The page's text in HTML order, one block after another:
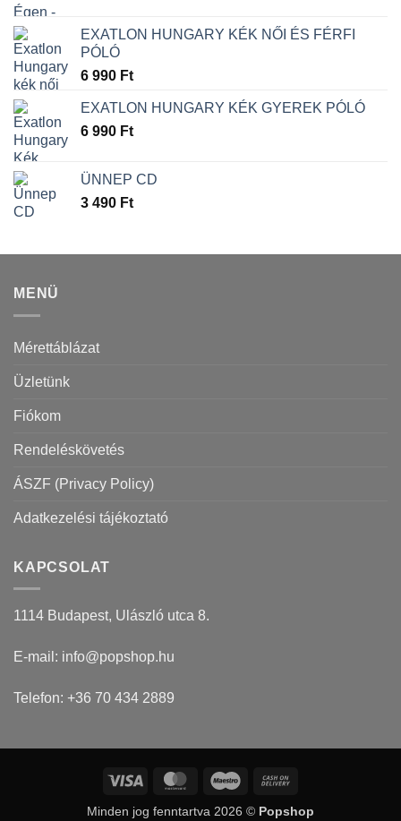
EXATLON HUNGARY KÉK NŐI ÉS FÉRFI
PÓLÓ
6 990 Ft
EXATLON HUNGARY KÉK GYEREK PÓLÓ
6 990 Ft
ÜNNEP CD
3 490 Ft
MENÜ
Mérettáblázat
Üzletünk
Fiókom
Rendeléskövetés
ÁSZF (Privacy Policy)
Adatkezelési tájékoztató
KAPCSOLAT
1114 Budapest, Ulászló utca 8.
E-mail: info@popshop.hu
Telefon: +36 70 434 2889
Visa MasterCardMaestro
Minden jog fenntartva 2026 © Popshop